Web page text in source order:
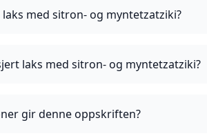
med sitron- og myntetzatziki?
laks med sitron- og myntetzatziki?
gir denne oppskriften?